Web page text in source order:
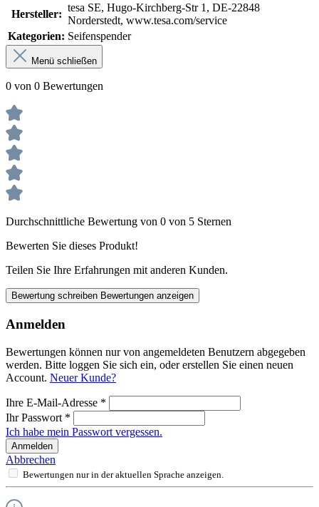
Hersteller:
tesa SE, Hugo-Kirchberg-Str 1, DE-22848
Norderstedt, www.tesa.com/service
Kategorien: Seifenspender
Menü schließen
0 von 0 Bewertungen
Durchschnittliche Bewertung von 0 von 5 Sternen
Bewerten Sie dieses Produkt!
Teilen Sie Ihre Erfahrungen mit anderen Kunden.
Bewertung schreiben Bewertungen anzeigen
Anmelden
Bewertungen können nur von angemeldeten Benutzern abgegeben
werden. Bitte loggen Sie sich ein, oder erstellen Sie einen neuen
Account. Neuer Kunde?
Ihre E-Mail-Adresse *
Ihr Passwort *
Ich habe mein Passwort vergessen.
Anmelden
Abbrechen
Bewertungen nur in der aktuellen Sprache anzeigen.